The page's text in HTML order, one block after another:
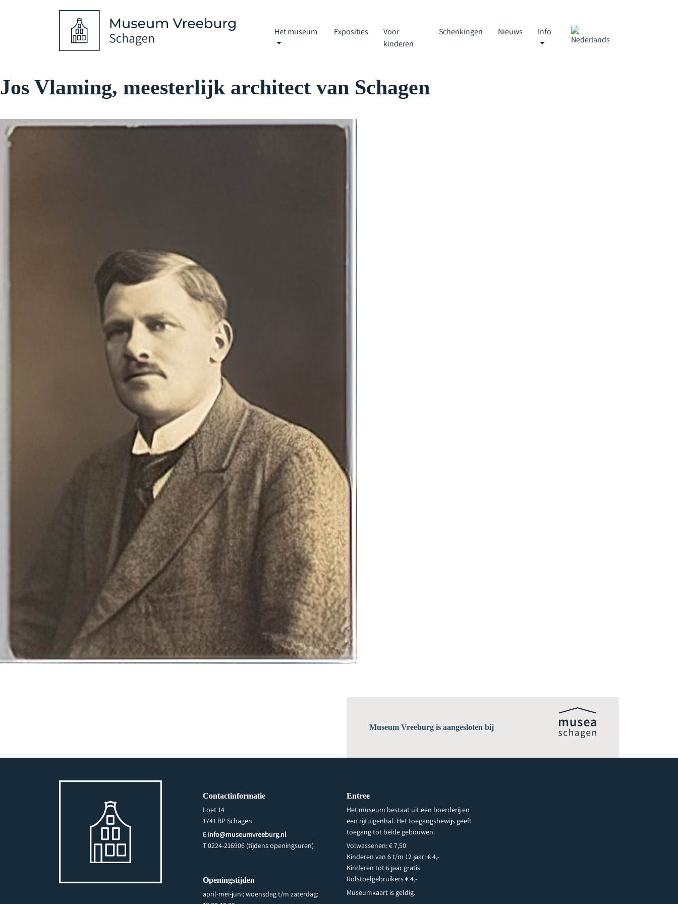
Het museum Exposities
Voor
kinderen
Schenkingen Nieuws Info
Jos Vlaming, meesterlijk architect van Schagen
Museum Vreeburg is aangesloten bij
Contactinformatie
Loet 14
1741 BP Schagen
E info@museumvreeburg.nl
T 0224-216906 (tijdens openingsuren)
Openingstijden
april-mei-juni: woensdag t/m zaterdag:
Entree
Het museum bestaat uit een boerderij en
een rijtuigenhal. Het toegangsbewijs geeft
toegang tot beide gebouwen.
Volwassenen: € 7,50
Kinderen van 6 t/m 12 jaar: € 4,-
Kinderen tot 6 jaar gratis
Rolstoelgebruikers € 4,-
Museumkaart is geldig.